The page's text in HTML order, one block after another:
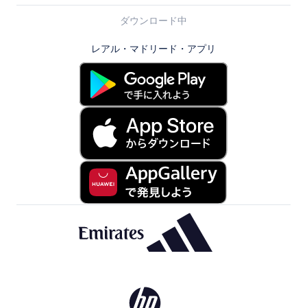
ダウンロード中
レアル・マドリード・アプリ